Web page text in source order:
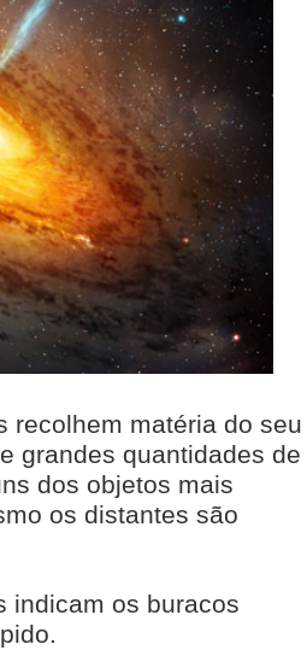
recolhem matéria do seu
grandes quantidades de
dos objetos mais
os distantes são
indicam os buracos